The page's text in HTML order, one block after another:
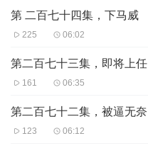
基本上是事情干一件成意见，
我要不想干的事情，
别人也干不成。
我叫李虎
是一个重生者，
第 二百七十四集，下马威
225 06:02
第二百七十三集，即将上任
161 06:35
第二百七十二集，被逼无奈
123 06:12